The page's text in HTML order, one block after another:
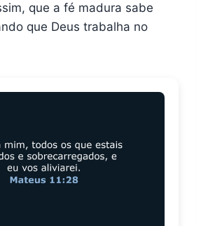
que a fé madura sabe
que Deus trabalha no